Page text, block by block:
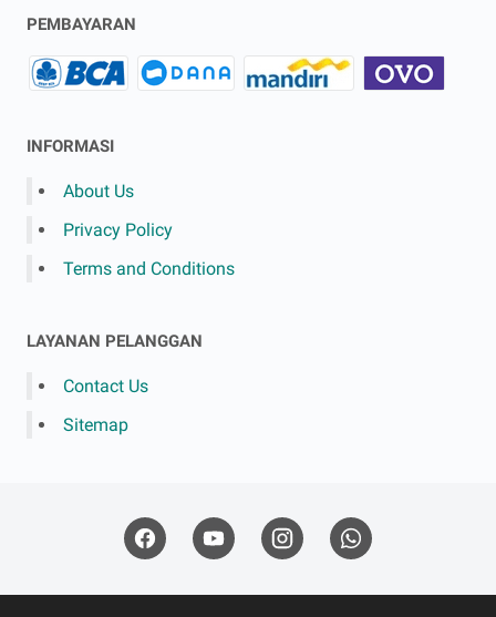
PEMBAYARAN
INFORMASI
About Us
Privacy Policy
Terms and Conditions
LAYANAN PELANGGAN
Contact Us
Sitemap